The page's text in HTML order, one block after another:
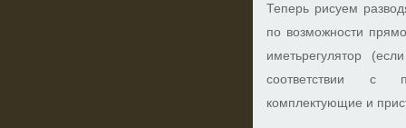
Теперь рисуем
по возможности
иметьрегулятор
соответствии с
комплектующие и